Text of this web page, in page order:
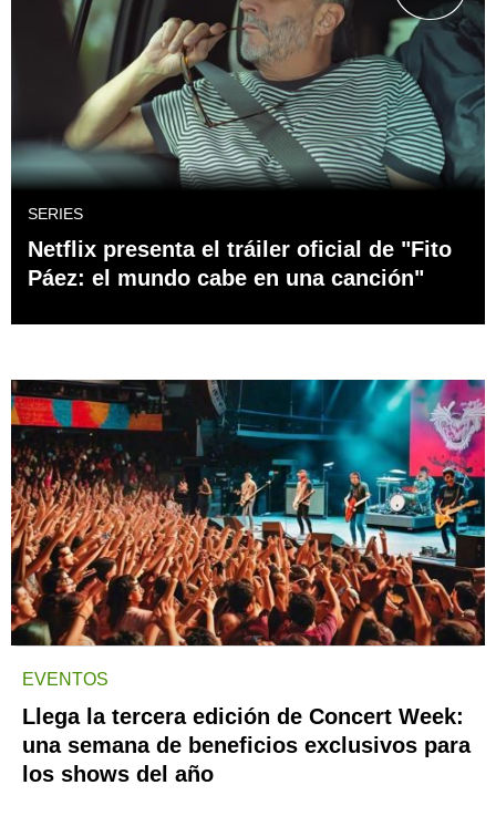
SERIES
Netflix presenta el tráiler oficial de "Fito
Páez: el mundo cabe en una canción"
EVENTOS
Llega la tercera edición de Concert Week:
una semana de beneficios exclusivos para
los shows del año